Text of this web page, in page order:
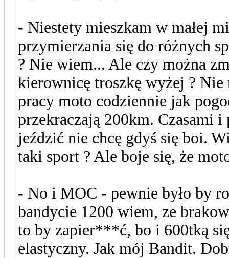
- Niestety mieszkam w małej
przymierzania się do różnych
? Nie wiem... Ale czy można
kierownicę troszkę wyżej ? Nie
pracy moto codziennie jak
przekraczają 200km. Czasami
jeździć nie chcę gdyś się boi.
taki sport ? Ale boje się, że
- No i MOC - pewnie było by
bandycie 1200 wiem, ze
to by zapier***ć, bo i 600tką
elastyczny. Jak mój Bandit.